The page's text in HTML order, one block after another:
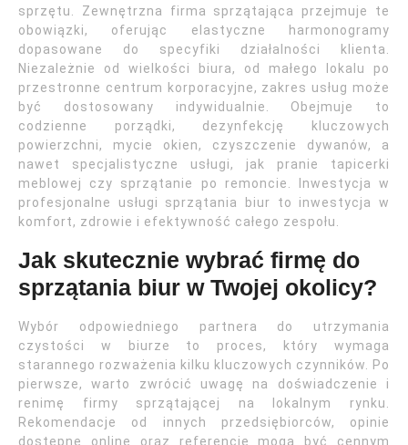
sprzętu. Zewnętrzna firma sprzątająca przejmuje te
obowiązki, oferując elastyczne harmonogramy
dopasowane do specyfiki działalności klienta.
Niezależnie od wielkości biura, od małego lokalu po
przestronne centrum korporacyjne, zakres usług może
być dostosowany indywidualnie. Obejmuje to
codzienne porządki, dezynfekcję kluczowych
powierzchni, mycie okien, czyszczenie dywanów, a
nawet specjalistyczne usługi, jak pranie tapicerki
meblowej czy sprzątanie po remoncie. Inwestycja w
profesjonalne usługi sprzątania biur to inwestycja w
komfort, zdrowie i efektywność całego zespołu.
Jak skutecznie wybrać firmę do
sprzątania biur w Twojej okolicy?
Wybór odpowiedniego partnera do utrzymania
czystości w biurze to proces, który wymaga
starannego rozważenia kilku kluczowych czynników. Po
pierwsze, warto zwrócić uwagę na doświadczenie i
renimę firmy sprzątającej na lokalnym rynku.
Rekomendacje od innych przedsiębiorców, opinie
dostępne online oraz referencje mogą być cennym